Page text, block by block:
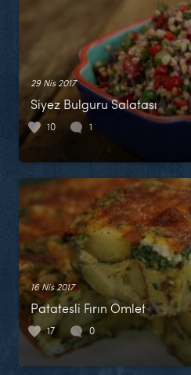
29 Nis 2017
Siyez Bulguru Salatası
10 1
16 Nis 2017
Patatesli Fırın Omlet
17 0